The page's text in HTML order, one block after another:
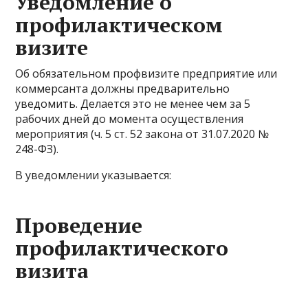
профилактическом
визите
Об обязательном профвизите предприятие или
коммерсанта должны предварительно
уведомить. Делается это не менее чем за 5
рабочих дней до момента осуществления
мероприятия (ч. 5 ст. 52 закона от 31.07.2020 №
248-ФЗ).
В уведомлении указывается:
Проведение
профилактического
визита